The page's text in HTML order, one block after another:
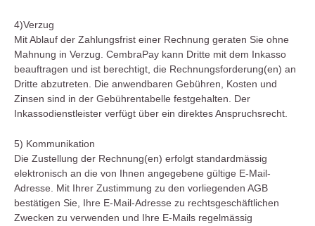
4)Verzug
Mit Ablauf der Zahlungsfrist einer Rechnung geraten Sie ohne
Mahnung in Verzug. CembraPay kann Dritte mit dem Inkasso
beauftragen und ist berechtigt, die Rechnungsforderung(en) an
Dritte abzutreten. Die anwendbaren Gebühren, Kosten und
Zinsen sind in der Gebührentabelle festgehalten. Der
Inkassodienstleister verfügt über ein direktes Anspruchsrecht.
5) Kommunikation
Die Zustellung der Rechnung(en) erfolgt standardmässig
elektronisch an die von Ihnen angegebene gültige E-Mail-
Adresse. Mit Ihrer Zustimmung zu den vorliegenden AGB
bestätigen Sie, Ihre E-Mail-Adresse zu rechtsgeschäftlichen
Zwecken zu verwenden und Ihre E-Mails regelmässig